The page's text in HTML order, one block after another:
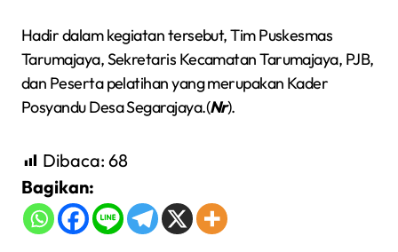
Hadir dalam kegiatan tersebut, Tim Puskesmas
Tarumajaya, Sekretaris Kecamatan Tarumajaya, PJB,
dan Peserta pelatihan yang merupakan Kader
Posyandu Desa Segarajaya.(Nr).
Dibaca: 68
Bagikan: